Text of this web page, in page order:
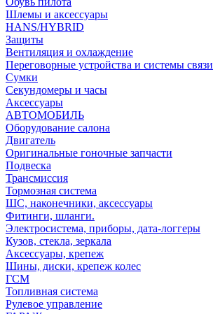
Шлемы и аксессуары
HANS/HYBRID
Защиты
Вентиляция и охлаждение
Переговорные устройства и системы связи
Сумки
Секундомеры и часы
Аксессуары
АВТОМОБИЛЬ
Оборудование салона
Двигатель
Оригинальные гоночные запчасти
Подвеска
Трансмиссия
Тормозная система
ШС, наконечники, аксессуары
Фитинги, шланги.
Электросистема, приборы, дата-логгеры
Кузов, стекла, зеркала
Аксессуары, крепеж
Шины, диски, крепеж колес
ГСМ
Топливная система
Рулевое управление